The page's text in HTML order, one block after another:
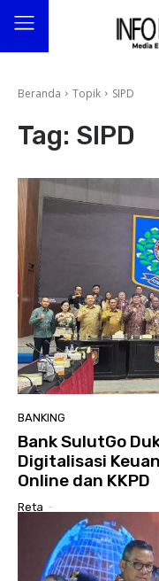
Beranda Topik SIPD
Tag: SIPD
BANKING
Bank SulutGo
Digitalisasi
Online dan KKPD
Reta -